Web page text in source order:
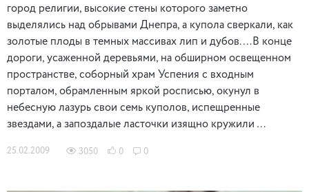
город религии, высокие стены которого заметно
выделялись над обрывами Днепра, а купола сверкали, как
золотые плоды в темных массивах лип и дубов.…В конце
дороги, усаженной деревьями, на обширном освещенном
пространстве, соборный храм Успения с входным
порталом, обрамленным яркой росписью, окунул в
небесную лазурь свои семь куполов, испещренные
звездами, а запоздалые ласточки изящно кружили …
25.02.2009 3050 0 0